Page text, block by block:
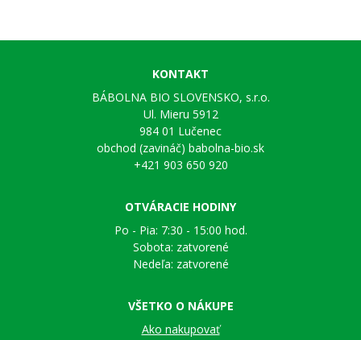
KONTAKT
BÁBOLNA BIO SLOVENSKO, s.r.o.
Ul. Mieru 5912
984 01 Lučenec
obchod (zavináč) babolna-bio.sk
+421 903 650 920
OTVÁRACIE HODINY
Po - Pia: 7:30 - 15:00 hod.
Sobota: zatvorené
Nedeľa: zatvorené
VŠETKO O NÁKUPE
Ako nakupovať